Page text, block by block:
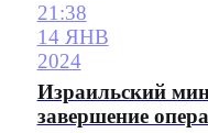
21:38
14 ЯНВ
2024
Израильский
завершение